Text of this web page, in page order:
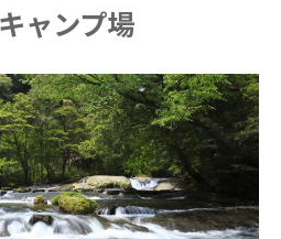
ャンプ場